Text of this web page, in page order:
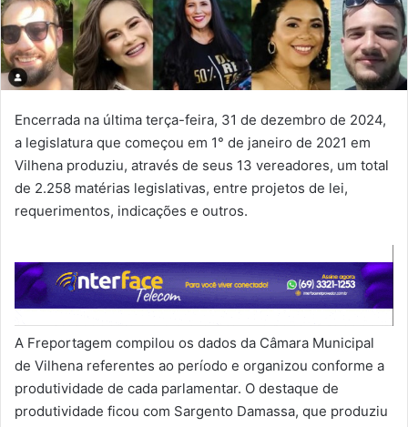
Encerrada na última terça-feira, 31 de dezembro de 2024,
a legislatura que começou em 1° de janeiro de 2021 em
Vilhena produziu, através de seus 13 vereadores, um total
de 2.258 matérias legislativas, entre projetos de lei,
requerimentos, indicações e outros.
A Freportagem compilou os dados da Câmara Municipal
de Vilhena referentes ao período e organizou conforme a
produtividade de cada parlamentar. O destaque de
produtividade ficou com Sargento Damassa, que produziu